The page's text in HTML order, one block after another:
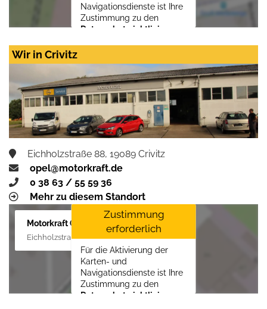
Navigationsdienste ist Ihre
Zustimmung zu den
Datenschutzrichtlinien
Zustimmen und
aktivieren
Wir in Crivitz
Eichholzstraße 88, 19089 Crivitz
opel@motorkraft.de
0 38 63 / 55 59 36
Mehr zu diesem Standort
Motorkraft GmbH
Eichholzstraße 88, 19089 Crivitz
Zustimmung
erforderlich
Für die Aktivierung der
Karten- und
Navigationsdienste ist Ihre
Zustimmung zu den
Datenschutzrichtlinien